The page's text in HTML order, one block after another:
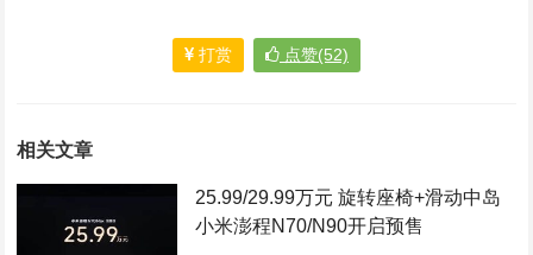
打赏 点赞(52)
相关文章
25.99/29.99万元 旋转座椅+滑动中岛
小米澎程N70/N90开启预售